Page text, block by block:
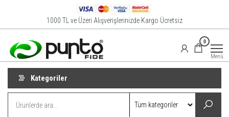
1000 TL ve Üzeri Alışverişlerinizde Kargo Ücretsiz
0
Menü
Kategoriler